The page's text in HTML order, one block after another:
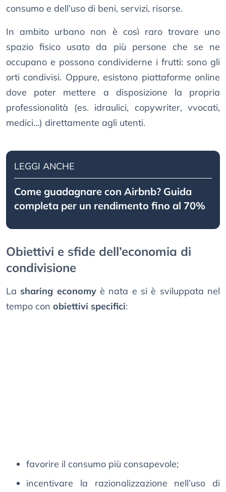
consumo e dell’uso di beni, servizi, risorse.
In ambito urbano non è così raro trovare uno
spazio fisico usato da più persone che se ne
occupano e possono condividerne i frutti: sono gli
orti condivisi. Oppure, esistono piattaforme online
dove poter mettere a disposizione la propria
professionalità (es. idraulici, copywriter, vvocati,
medici...) direttamente agli utenti.
LEGGI ANCHE
Come guadagnare con Airbnb? Guida
completa per un rendimento fino al 70%
Obiettivi e sfide dell’economia di
condivisione
La sharing economyè nata e si è sviluppata nel
tempo con obiettivi specifici:
favorire il consumo più consapevole;
incentivare la razionalizzazione nell’uso di